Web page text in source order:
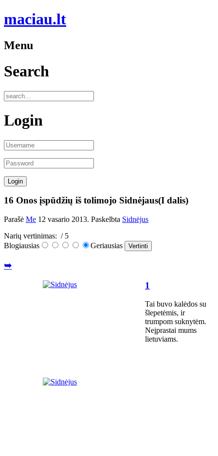
maciau.lt
Menu
Search
Login
16 Onos įspūdžių iš tolimojo Sidnėjaus(I dalis)
Parašė Me 12 vasario 2013. Paskelbta Sidnėjus
Narių vertinimas: / 5
Blogiausias
Geriausias
➥
1
Tai buvo kalėdos su
šlepetėmis, ir
trumpom suknytėm.
Neįprastai mums
lietuviams.